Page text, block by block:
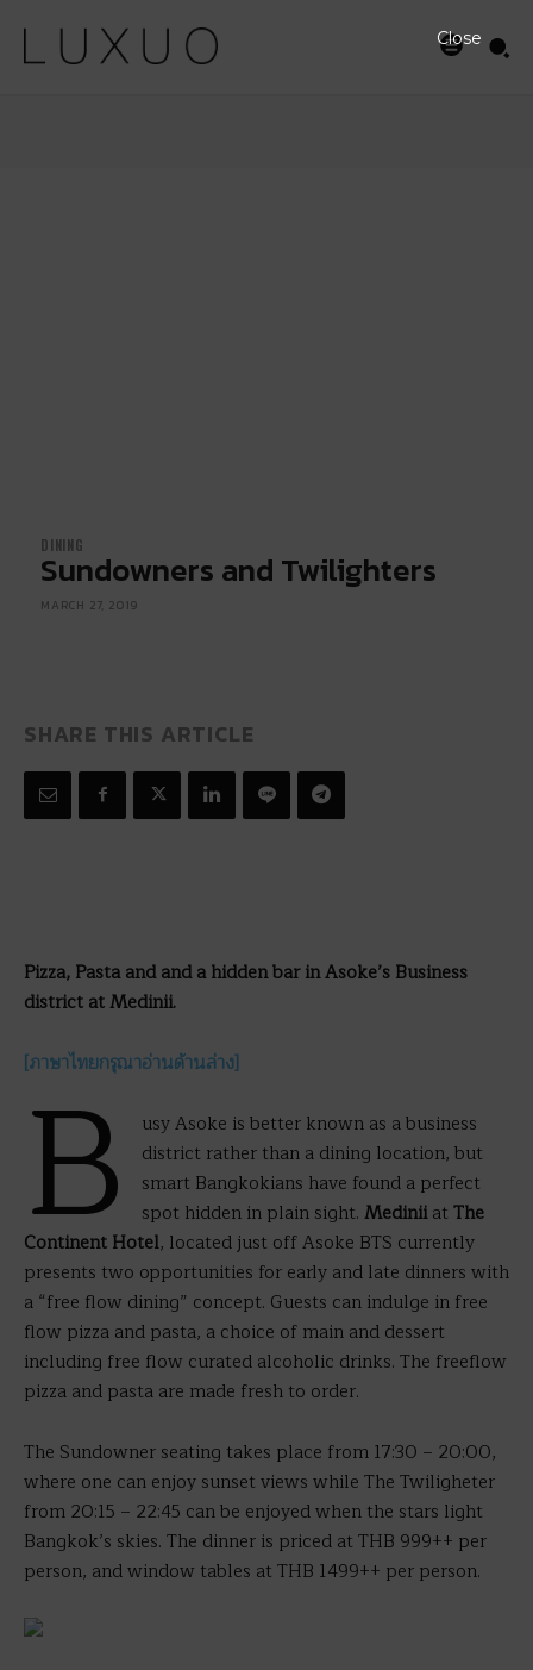
DINING
Sundowners and Twilighters
MARCH 27, 2019
SHARE THIS ARTICLE
Pizza, Pasta and and a hidden bar in Asoke’s Business
district at Medinii.
[ภาษาไทยกรุณาอ่านด้านล่าง]
B usy Asoke is better known as a business
district rather than a dining location, but
smart Bangkokians have found a perfect
spot hidden in plain sight. Mediniiat The
Continent Hotel, located just off Asoke BTS currently
presents two opportunities for early and late dinners with
a “free flow dining” concept. Guests can indulge in free
flow pizza and pasta, a choice of main and dessert
including free flow curated alcoholic drinks. The freeflow
pizza and pasta are made fresh to order.
The Sundowner seating takes place from 17:30 – 20:00,
where one can enjoy sunset views while The Twiligheter
from 20:15 – 22:45 can be enjoyed when the stars light
Bangkok’s skies. The dinner is priced at THB 999++ per
person, and window tables at THB 1499++ per person.
Close